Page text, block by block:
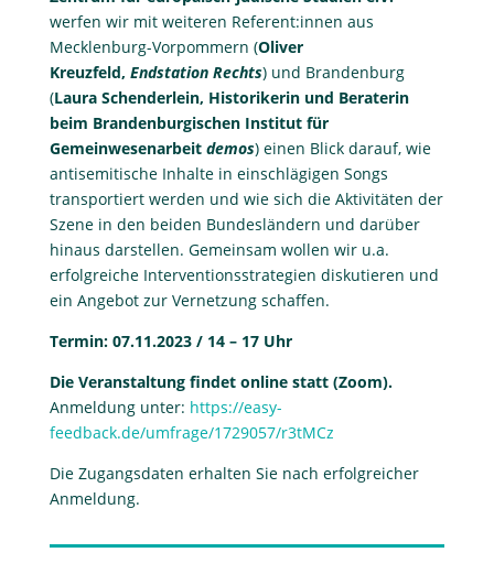
werfen wir mit weiteren Referent:innen aus
Mecklenburg-Vorpommern (Oliver
Kreuzfeld, Endstation Rechts) und Brandenburg
(Laura Schenderlein, Historikerin und Beraterin
beim Brandenburgischen Institut für
Gemeinwesenarbeit demos) einen Blick darauf, wie
antisemitische Inhalte in einschlägigen Songs
transportiert werden und wie sich die Aktivitäten der
Szene in den beiden Bundesländern und darüber
hinaus darstellen. Gemeinsam wollen wir u.a.
erfolgreiche Interventionsstrategien diskutieren und
ein Angebot zur Vernetzung schaffen.
Termin: 07.11.2023 / 14 – 17 Uhr
Die Veranstaltung findet online statt (Zoom).
Anmeldung unter: https://easy-
feedback.de/umfrage/1729057/r3tMCz
Die Zugangsdaten erhalten Sie nach erfolgreicher
Anmeldung.